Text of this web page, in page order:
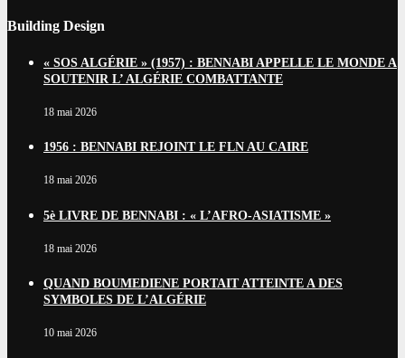
Building Design
« SOS ALGÉRIE » (1957) : BENNABI APPELLE LE MONDE A
SOUTENIR L’ ALGÉRIE COMBATTANTE
18 mai 2026
1956 : BENNABI REJOINT LE FLN AU CAIRE
18 mai 2026
5è LIVRE DE BENNABI : « L’AFRO-ASIATISME »
18 mai 2026
QUAND BOUMEDIENE PORTAIT ATTEINTE A DES
SYMBOLES DE L’ALGÉRIE
10 mai 2026